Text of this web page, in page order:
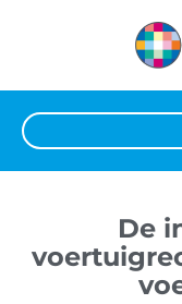
De